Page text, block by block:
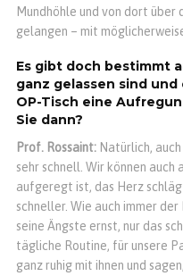
Mundhöhle und von dort
gelangen – mit
Es gibt doch bestimmt
ganz gelassen sind
OP-Tisch eine
Sie dann?
Prof. Rossaint: Natürlich,
sehr schnell. Wir können auch
aufgeregt ist, das Herz
schneller. Wie auch immer
seine Ängste ernst, nur das
tägliche Routine, für unsere
ganz ruhig mit ihnen und